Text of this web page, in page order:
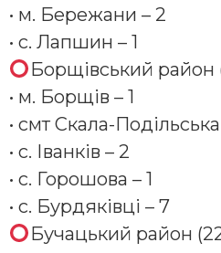
• м. Бережани – 2
• с. Лапшин – 1
Борщівський район
• м. Борщів – 1
• смт Скала-Подільська
• с. Іванків – 2
• с. Горошова – 1
• с. Бурдяківці – 7
Бучацький район